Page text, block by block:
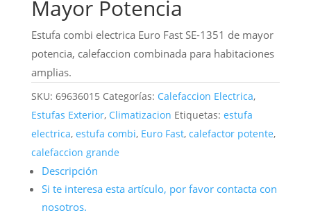
Mayor Potencia
Estufa combi electrica Euro Fast SE-1351 de mayor
potencia, calefaccion combinada para habitaciones
amplias.
SKU: 69636015 Categorías: Calefaccion Electrica,
Estufas Exterior, Climatizacion Etiquetas: estufa
electrica, estufa combi, Euro Fast, calefactor potente,
calefaccion grande
Descripción
Si te interesa esta artículo, por favor contacta con
nosotros.